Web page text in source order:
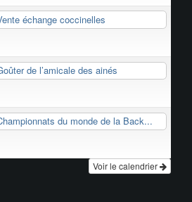
échange coccinelles
de l’amicale des ainés
du monde de la Back...
Voir le calendrier